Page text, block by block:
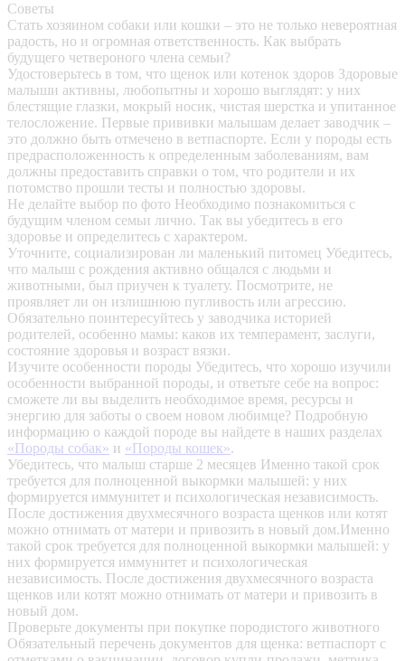
Советы
Стать хозяином собаки или кошки – это не только невероятная
радость, но и огромная ответственность. Как выбрать
будущего четвероного члена семьи?
Удостоверьтесь в том, что щенок или котенок здоров Здоровые
малыши активны, любопытны и хорошо выглядят: у них
блестящие глазки, мокрый носик, чистая шерстка и упитанное
телосложение. Первые прививки малышам делает заводчик –
это должно быть отмечено в ветпаспорте. Если у породы есть
предрасположенность к определенным заболеваниям, вам
должны предоставить справки о том, что родители и их
потомство прошли тесты и полностью здоровы.
Не делайте выбор по фото Необходимо познакомиться с
будущим членом семьи лично. Так вы убедитесь в его
здоровье и определитесь с характером.
Уточните, социализирован ли маленький питомец Убедитесь,
что малыш с рождения активно общался с людьми и
животными, был приучен к туалету. Посмотрите, не
проявляет ли он излишнюю пугливость или агрессию.
Обязательно поинтересуйтесь у заводчика историей
родителей, особенно мамы: каков их темперамент, заслуги,
состояние здоровья и возраст вязки.
Изучите особенности породы Убедитесь, что хорошо изучили
особенности выбранной породы, и ответьте себе на вопрос:
сможете ли вы выделить необходимое время, ресурсы и
энергию для заботы о своем новом любимце? Подробную
информацию о каждой породе вы найдете в наших разделах
«Породы собак» и «Породы кошек».
Убедитесь, что малыш старше 2 месяцев Именно такой срок
требуется для полноценной выкормки малышей: у них
формируется иммунитет и психологическая независимость.
После достижения двухмесячного возраста щенков или котят
можно отнимать от матери и привозить в новый дом.Именно
такой срок требуется для полноценной выкормки малышей: у
них формируется иммунитет и психологическая
независимость. После достижения двухмесячного возраста
щенков или котят можно отнимать от матери и привозить в
новый дом.
Проверьте документы при покупке породистого животного
Обязательный перечень документов для щенка: ветпаспорт с